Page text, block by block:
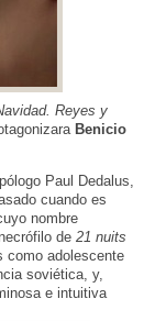
Reyes y
Benicio
Paul Dedalus,
cuando es
nombre
de 21 nuits
como adolescente
soviética, y,
e intuitiva